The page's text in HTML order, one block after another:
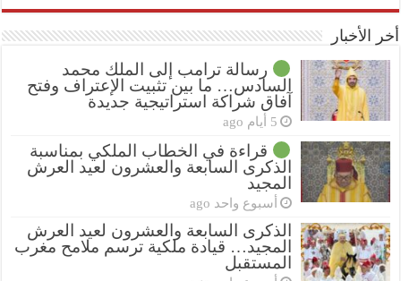
أخر الأخبار
رسالة ترامب إلى الملك محمد
السادس… ما بين تثبيت الإعتراف وفتح
آفاق شراكة استراتيجية جديدة
5 أيام ago
قراءة في الخطاب الملكي بمناسبة
الذكرى السابعة والعشرون لعيد العرش
المجيد
أسبوع واحد ago
الذكرى السابعة والعشرون لعيد العرش
المجيد… قيادة ملكية ترسم ملامح مغرب
المستقبل